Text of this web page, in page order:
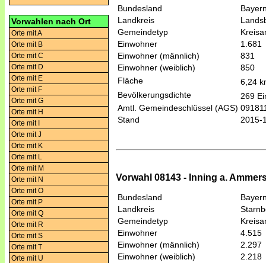
Vorwahlen nach Ort
Orte mit A
Orte mit B
Orte mit C
Orte mit D
Orte mit E
Orte mit F
Orte mit G
Orte mit H
Orte mit I
Orte mit J
Orte mit K
Orte mit L
Orte mit M
Orte mit N
Orte mit O
Orte mit P
Orte mit Q
Orte mit R
Orte mit S
Orte mit T
Orte mit U
Bundesland
Landkreis
Gemeindetyp
Einwohner
1.681
Einwohner (männlich)
831
Einwohner (weiblich)
850
Fläche
6,24
Bevölkerungsdichte
269
Amtl. Gemeindeschlüssel (AGS)
Stand
2015-
Vorwahl 08143 - Inning a.
Bundesland
Landkreis
Gemeindetyp
Einwohner
4.515
Einwohner (männlich)
2.297
Einwohner (weiblich)
2.218